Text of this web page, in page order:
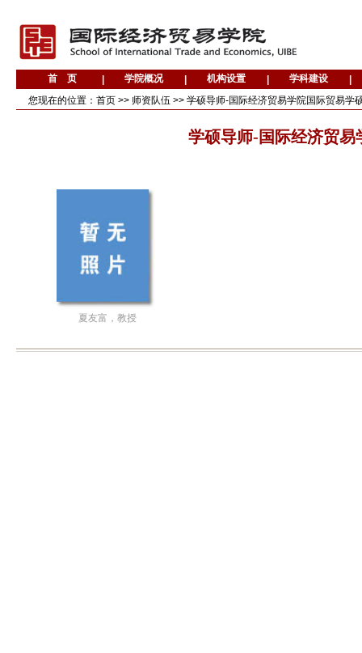
您现在的位置： 首页 >> 师资队伍 >> 学硕导师-国际经济贸易学院国际贸易学
学硕导师-国际经济贸易
夏友富，教授